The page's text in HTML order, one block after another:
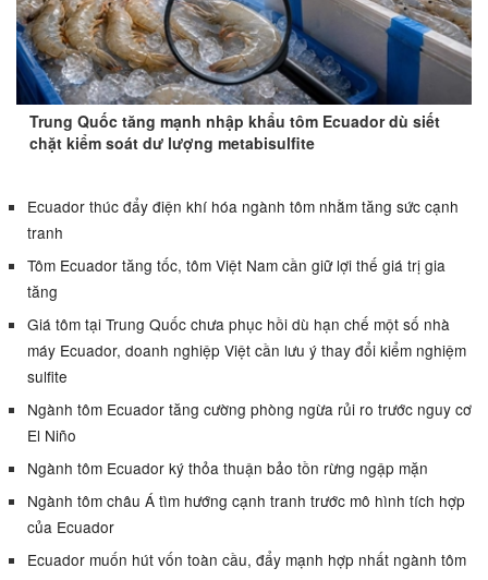
Trung Quốc tăng mạnh nhập khẩu tôm Ecuador dù siết
chặt kiểm soát dư lượng metabisulfite
Ecuador thúc đẩy điện khí hóa ngành tôm nhằm tăng sức cạnh
tranh
Tôm Ecuador tăng tốc, tôm Việt Nam cần giữ lợi thế giá trị gia
tăng
Giá tôm tại Trung Quốc chưa phục hồi dù hạn chế một số nhà
máy Ecuador, doanh nghiệp Việt cần lưu ý thay đổi kiểm nghiệm
sulfite
Ngành tôm Ecuador tăng cường phòng ngừa rủi ro trước nguy cơ
El Niño
Ngành tôm Ecuador ký thỏa thuận bảo tồn rừng ngập mặn
Ngành tôm châu Á tìm hướng cạnh tranh trước mô hình tích hợp
của Ecuador
Ecuador muốn hút vốn toàn cầu, đẩy mạnh hợp nhất ngành tôm